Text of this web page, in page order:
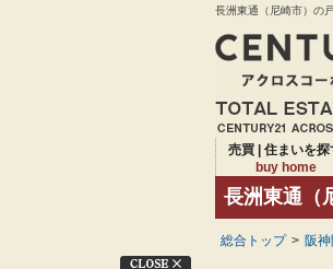
長洲東通（尼崎市）の
売買 | 住まいを探
buy home
長洲東通（
総合トップ > 阪